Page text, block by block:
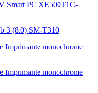
Smart PC XE500T1C-
3 (8.0) SM-T310
Imprimante monochrome
Imprimante monochrome